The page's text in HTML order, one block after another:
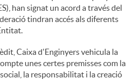
han signat un acord a través del
tindran accés als diferents
Caixa d'Enginyers vehicula la
unes certes premisses com la
la responsabilitat i la creació